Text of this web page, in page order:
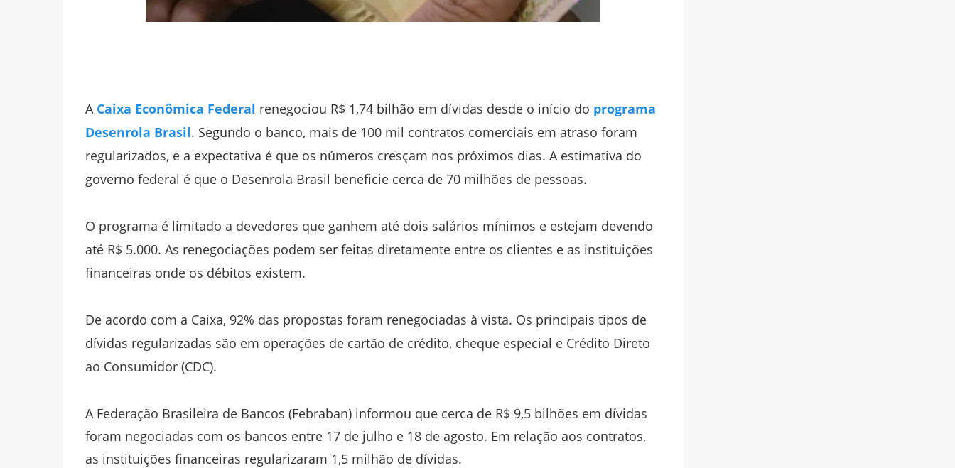
A Caixa Econômica Federal renegociou R$ 1,74 bilhão em dívidas desde o início do programa
Desenrola Brasil. Segundo o banco, mais de 100 mil contratos comerciais em atraso foram
regularizados, e a expectativa é que os números cresçam nos próximos dias. A estimativa do
governo federal é que o Desenrola Brasil beneficie cerca de 70 milhões de pessoas.
O programa é limitado a devedores que ganhem até dois salários mínimos e estejam devendo
até R$ 5.000. As renegociações podem ser feitas diretamente entre os clientes e as instituições
financeiras onde os débitos existem.
De acordo com a Caixa, 92% das propostas foram renegociadas à vista. Os principais tipos de
dívidas regularizadas são em operações de cartão de crédito, cheque especial e Crédito Direto
ao Consumidor (CDC).
A Federação Brasileira de Bancos (Febraban) informou que cerca de R$ 9,5 bilhões em dívidas
foram negociadas com os bancos entre 17 de julho e 18 de agosto. Em relação aos contratos,
as instituições financeiras regularizaram 1,5 milhão de dívidas.